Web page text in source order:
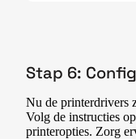
Stap 6:
Nu de printerdrivers
Volg de instructies
printeropties. Zorg